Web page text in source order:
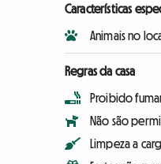
Características
Animais no
Regras da casa
Proibido
Não são
Limpeza a